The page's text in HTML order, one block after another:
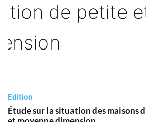
Edition
Étude sur la situation des maisons